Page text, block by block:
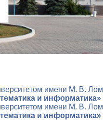
имени М. В.
и информатика»
имени М. В.
и информатика»